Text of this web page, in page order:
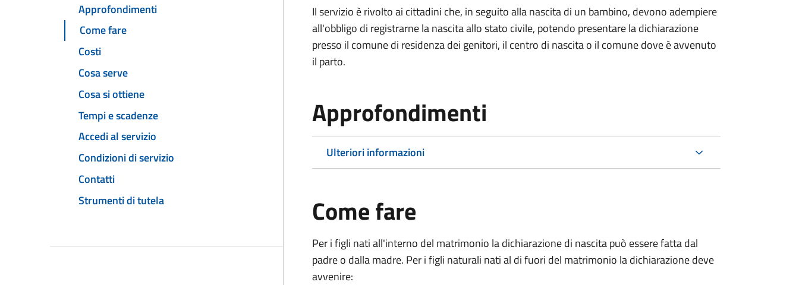
Approfondimenti
Come fare
Costi
Cosa serve
Cosa si ottiene
Tempi e scadenze
Accedi al servizio
Condizioni di servizio
Contatti
Strumenti di tutela
Il servizio è rivolto ai cittadini che, in seguito alla nascita di un bambino, devono adempiere
all'obbligo di registrarne la nascita allo stato civile, potendo presentare la dichiarazione
presso il comune di residenza dei genitori, il centro di nascita o il comune dove è avvenuto
il parto.
Approfondimenti
Ulteriori informazioni
Come fare
Per i figli nati all'interno del matrimonio la dichiarazione di nascita può essere fatta dal
padre o dalla madre. Per i figli naturali nati al di fuori del matrimonio la dichiarazione deve
avvenire: